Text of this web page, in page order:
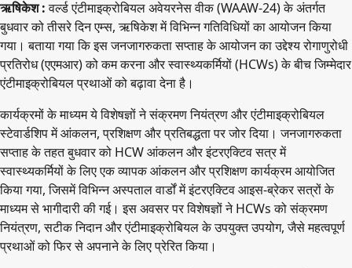
ऋषिकेश :वर्ल्ड एंटीमाइक्रोबियल अवेयरनेस वीक (WAAW-24) के अंतर्गत
बुधवार को तीसरे दिन एम्स, ऋषिकेश में विभिन्न गतिविधियों का आयोजन किया
गया। बताया गया कि इस जनजागरुकता सप्ताह के आयोजन का उद्देश्य रोगाणुरोधी
प्रतिरोध (एएमआर) को कम करना और स्वास्थ्यकर्मियों (HCWs) के बीच जिम्मेदार
एंटीमाइक्रोबियल प्रथाओं को बढ़ावा देना है।
कार्यक्रमों के माध्यम ये विशेषज्ञों ने संक्रमण नियंत्रण और एंटीमाइक्रोबियल
स्टेवार्डशिप में आंकलन, प्रशिक्षण और प्रतिबद्धता पर जोर दिया। जनजागरुकता
सप्ताह के तहत बुधवार को HCW आंकलन और इंटरएक्टिव सत्र में
स्वास्थ्यकर्मियों के लिए एक व्यापक आंकलन और प्रशिक्षण कार्यक्रम आयोजित
किया गया, जिसमें विभिन्न अस्पताल वार्डों में इंटरएक्टिव आइस-ब्रेकर सत्रों के
माध्यम से भागीदारी की गई। इस अवसर पर विशेषज्ञों ने HCWs को संक्रमण
नियंत्रण, सटीक निदान और एंटीमाइक्रोबियल के उपयुक्त उपयोग, जैसे महत्वपूर्ण
प्रथाओं को फिर से अपनाने के लिए प्रेरित किया।